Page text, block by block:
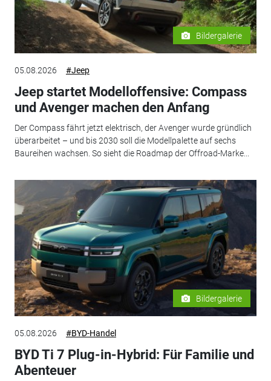
Bildergalerie
05.08.2026 #Jeep
Jeep startet Modelloffensive: Compass
und Avenger machen den Anfang
Der Compass fährt jetzt elektrisch, der Avenger wurde gründlich
überarbeitet – und bis 2030 soll die Modellpalette auf sechs
Baureihen wachsen. So sieht die Roadmap der Offroad-Marke...
Bildergalerie
05.08.2026 #BYD-Handel
BYD Ti 7 Plug-in-Hybrid: Für Familie und
Abenteuer